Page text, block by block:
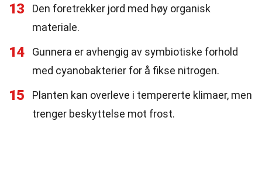
13
Den foretrekker jord med høy organisk
materiale.
14
Gunnera er avhengig av symbiotiske forhold
med cyanobakterier for å fikse nitrogen.
15
Planten kan overleve i tempererte klimaer, men
trenger beskyttelse mot frost.